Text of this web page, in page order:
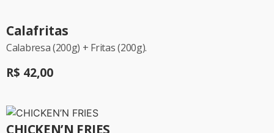
Calafritas
Calabresa (200g) + Fritas (200g).
R$ 42,00
CHICKEN’N FRIES